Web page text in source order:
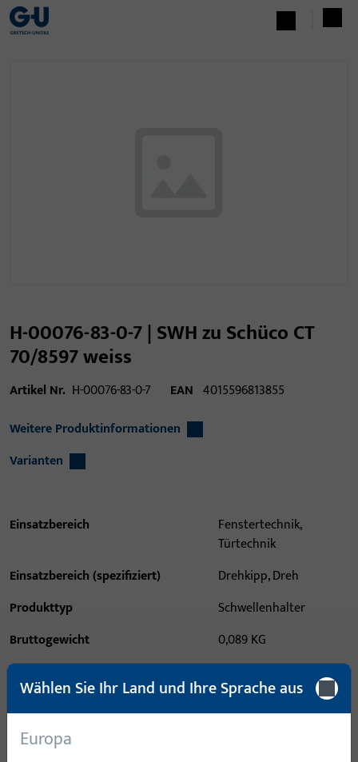
H-00076-83-0-7 | SWH zu Schüco CT
70/8597 weiss
Artikel Nr. H-00076-83-0-7 EAN 4015596813855
Weitere Produktinformationen
Varianten
Einsatzbereich
Fenstertechnik,
Türtechnik
Einsatzbereich (spezifiziert)
Drehkipp, Dreh
Produkttyp
Schwellenhalter
Bruttogewicht
0,089 KG
Verpackungseinheit
5 PAA
Wählen Sie Ihr Land und Ihre Sprache aus
Europa